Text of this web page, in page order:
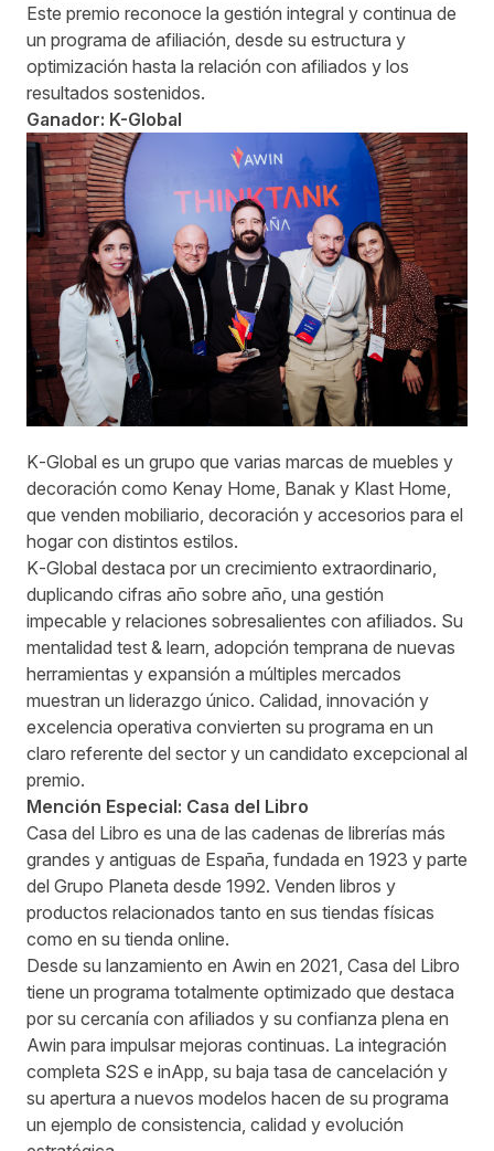
Este premio reconoce la gestión integral y continua de
un programa de afiliación, desde su estructura y
optimización hasta la relación con afiliados y los
resultados sostenidos.
Ganador: K-Global
K‑Global es un grupo que varias marcas de muebles y
decoración como Kenay Home, Banak y Klast Home,
que venden mobiliario, decoración y accesorios para el
hogar con distintos estilos.
K‑Global destaca por un crecimiento extraordinario,
duplicando cifras año sobre año, una gestión
impecable y relaciones sobresalientes con afiliados. Su
mentalidad test & learn, adopción temprana de nuevas
herramientas y expansión a múltiples mercados
muestran un liderazgo único. Calidad, innovación y
excelencia operativa convierten su programa en un
claro referente del sector y un candidato excepcional al
premio.
Mención Especial: Casa del Libro
Casa del Libro es una de las cadenas de librerías más
grandes y antiguas de España, fundada en 1923 y parte
del Grupo Planeta desde 1992. Venden libros y
productos relacionados tanto en sus tiendas físicas
como en su tienda online.
Desde su lanzamiento en Awin en 2021, Casa del Libro
tiene un programa totalmente optimizado que destaca
por su cercanía con afiliados y su confianza plena en
Awin para impulsar mejoras continuas. La integración
completa S2S e inApp, su baja tasa de cancelación y
su apertura a nuevos modelos hacen de su programa
un ejemplo de consistencia, calidad y evolución